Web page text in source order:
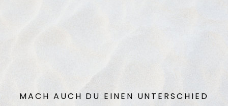
MACH AUCH DU EINEN UNTERSCHIED